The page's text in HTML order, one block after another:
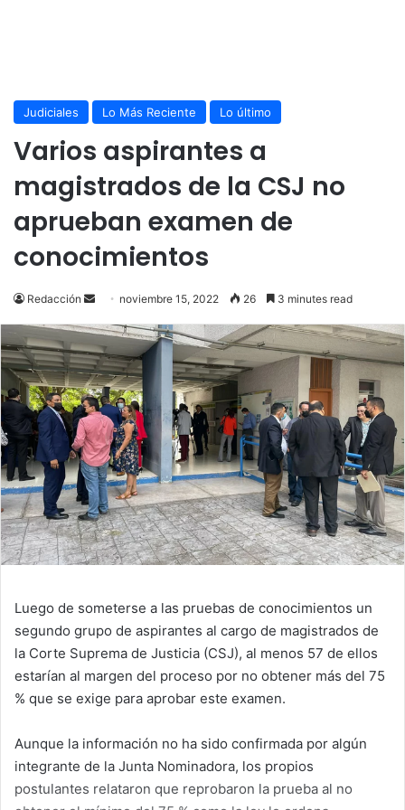
Judiciales Lo Más Reciente Lo último
Varios aspirantes a
magistrados de la CSJ no
aprueban examen de
conocimientos
Redacción
Send
email
noviembre 15, 2022 26 3 minutes read
Luego de someterse a las pruebas de conocimientos un
segundo grupo de aspirantes al cargo de magistrados de
la Corte Suprema de Justicia (CSJ), al menos 57 de ellos
estarían al margen del proceso por no obtener más del 75
% que se exige para aprobar este examen.
Aunque la información no ha sido confirmada por algún
integrante de la Junta Nominadora, los propios
postulantes relataron que reprobaron la prueba al no